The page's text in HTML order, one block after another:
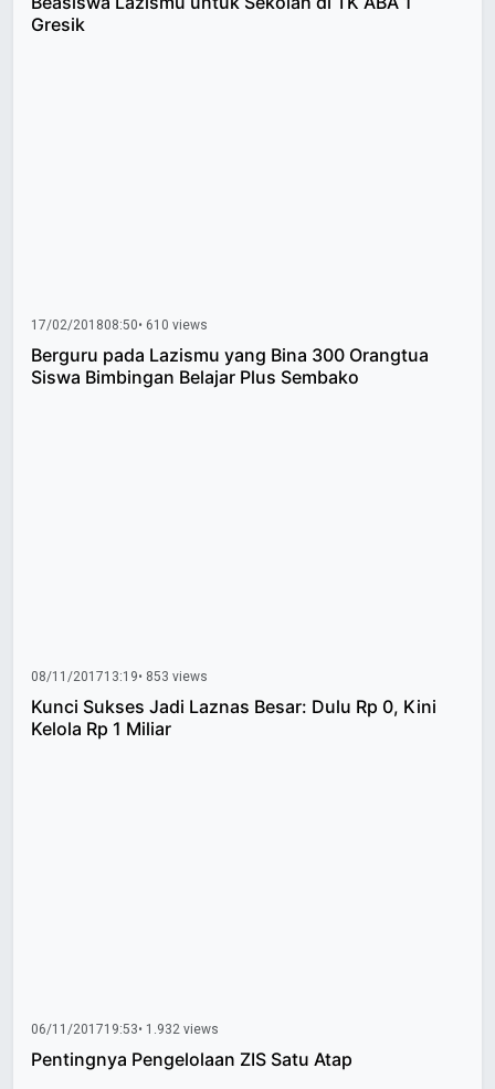
Gresik
17/02/201808:50• 610 views
Berguru pada Lazismu yang Bina 300 Orangtua
Siswa Bimbingan Belajar Plus Sembako
08/11/201713:19• 853 views
Kunci Sukses Jadi Laznas Besar: Dulu Rp 0, Kini
Kelola Rp 1 Miliar
06/11/201719:53• 1.932 views
Pentingnya Pengelolaan ZIS Satu Atap